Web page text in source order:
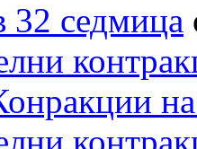
32 седмица